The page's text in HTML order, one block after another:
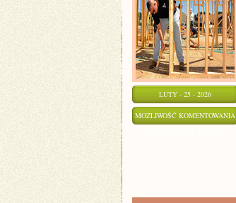
LUTY - 25 - 2026
MOŻLIWOŚĆ KOMENTOWANIA